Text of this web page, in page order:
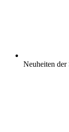
Neuheiten der